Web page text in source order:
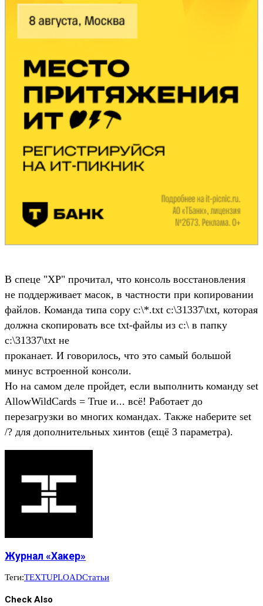
В спеце "XP" прочитал, что консоль восстановления
не поддерживает масок, в частности при копировании
файлов. Команда типа copy c:\*.txt c:\31337\txt, которая
должна скопировать все txt-файлы из c:\ в папку
c:\31337\txt не
проканает. И говорилось, что это самый большой
минус встроенной консоли.
Но на самом деле пройдет, если выполнить команду set
AllowWildCards = True и... всё! Работает до
перезагрузки во многих командах. Также наберите set
/? для дополнительных хинтов (ещё 3 параметра).
Журнал «Хакер»
Теги:TEXTUPLOADСтатьи
Check Also